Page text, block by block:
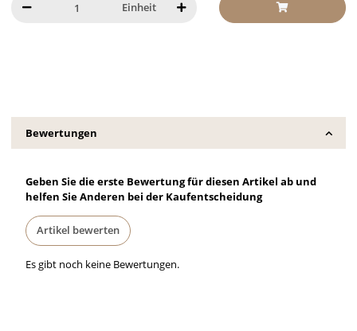
Einheit
Bewertungen
Geben Sie die erste Bewertung für diesen Artikel ab und
helfen Sie Anderen bei der Kaufentscheidung
Artikel bewerten
Es gibt noch keine Bewertungen.